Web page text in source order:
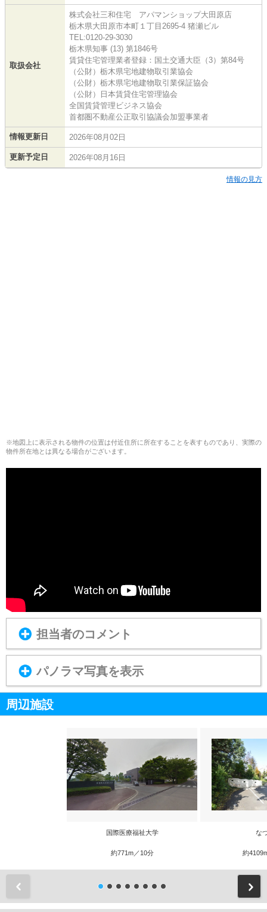
取扱会社
株式会社三和住宅 アパマンショップ大田原店
栃木県大田原市本町１丁目2695-4 猪瀬ビル
TEL:0120-29-3030
栃木県知事 (13) 第1846号
賃貸住宅管理業者登録：国土交通大臣（3）第84号
（公財）栃木県宅地建物取引業協会
（公財）栃木県宅地建物取引業保証協会
（公財）日本賃貸住宅管理協会
全国賃貸管理ビジネス協会
首都圏不動産公正取引協議会加盟事業者
情報更新日 2026年08月02日
更新予定日 2026年08月16日
情報の見方
※地図上に表示される物件の位置は付近住所に所在することを表すものであり、実際の
物件所在地とは異なる場合がございます。
担当者のコメント
パノラマ写真を表示
周辺施設
国際医療福祉大学
約771m／10分
な
約